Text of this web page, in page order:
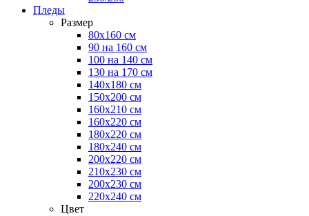
Пледы
Размер
80х160 см
90 на 160 см
100 на 140 см
130 на 170 см
140х180 см
150х200 см
160х210 см
160х220 см
180х220 см
180х240 см
200х220 см
210х230 см
200х230 см
220х240 см
Цвет